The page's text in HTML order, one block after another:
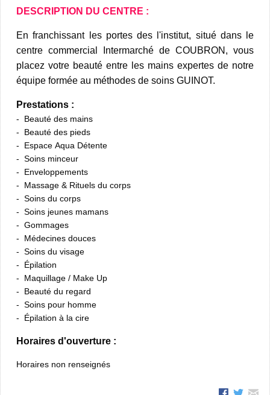
DESCRIPTION DU CENTRE :
En franchissant les portes des l'institut, situé dans le
centre commercial Intermarché de COUBRON, vous
placez votre beauté entre les mains expertes de notre
équipe formée au méthodes de soins GUINOT.
Prestations :
Beauté des mains
Beauté des pieds
Espace Aqua Détente
Soins minceur
Enveloppements
Massage & Rituels du corps
Soins du corps
Soins jeunes mamans
Gommages
Médecines douces
Soins du visage
Épilation
Maquillage / Make Up
Beauté du regard
Soins pour homme
Épilation à la cire
Horaires d'ouverture :
Horaires non renseignés